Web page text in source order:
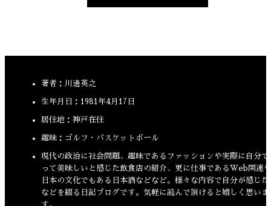
著者：川邊英之
生年月日：1981年4月17日
居住地：神戸在住
趣味：ゴルフ・バスケットボール
現代の政治に社会問題、趣味であるファッションや実際に自分で
って美味しいと感じた飲食店の紹介、更に仕事であるWeb関連や
日本の文化でもある日本酒などなど。様々な内容で自分が感じた
などを綴る日記ブログです。気軽に読んで頂けると嬉しく思いま
す。